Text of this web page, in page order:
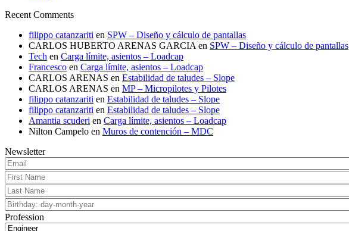
Recent Comments
filippo catanzariti en SPW – Diseño y cálculo de pantallas
CARLOS HUBERTO ARENAS GARCIA en SPW – Diseño y cálculo de pantallas
Tech en Carga límite, asientos – Loadcap
Francesco en Carga límite, asientos – Loadcap
CARLOS ARENAS en Estabilidad de taludes – Slope
CARLOS ARENAS en MP – Micropilotes y Pilotes
filippo catanzariti en Estabilidad de taludes – Slope
filippo catanzariti en Estabilidad de taludes – Slope
Amantia scuderi en Carga límite, asientos – Loadcap
Nilton Campelo en Muros de contención – MDC
Newsletter
Profession